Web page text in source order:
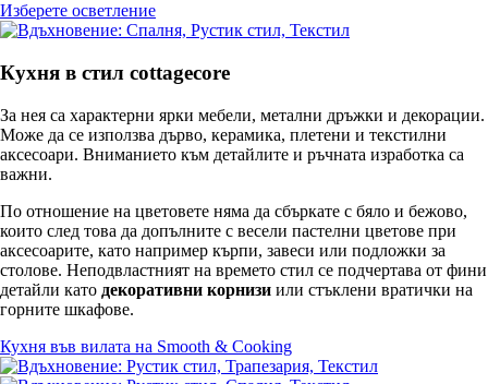
Изберете осветление
Кухня в стил cottagecore
За нея са характерни ярки мебели, метални дръжки и декорации.
Може да се използва дърво, керамика, плетени и текстилни
аксесоари. Вниманието към детайлите и ръчната изработка са
важни.
По отношение на цветовете няма да сбъркате с бяло и бежово,
които след това да допълните с весели пастелни цветове при
аксесоарите, като например кърпи, завеси или подложки за
столове. Неподвластният на времето стил се подчертава от фини
детайли като декоративни корнизи или стъклени вратички на
горните шкафове.
Кухня във вилата на Smooth & Cooking